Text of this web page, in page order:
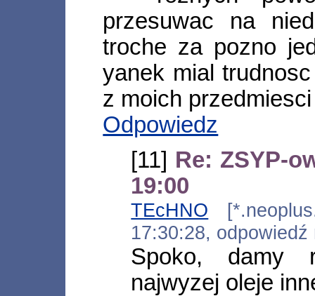
przesuwac na
troche za pozno
yanek mial
z moich
Odpowiedz
[11] Re: ZSYP-
19:00
TEcHNO
17:30:28,
Spoko, damy
najwyzej oleje